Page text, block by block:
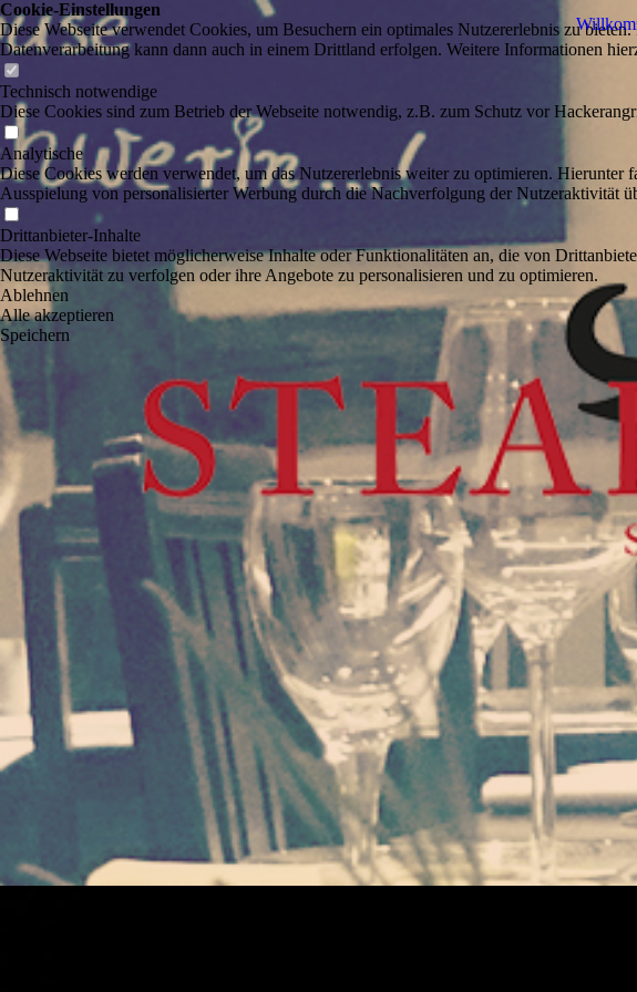
Cookie-Einstellungen
Diese Webseite verwendet Cookies, um Besuchern ein optimales Nutzererlebnis zu
Datenverarbeitung kann dann auch in einem Drittland erfolgen. Weitere Informationen
Technisch notwendige
Diese Cookies sind zum Betrieb der Webseite notwendig, z.B. zum Schutz vor
Analytische
Diese Cookies werden verwendet, um das Nutzererlebnis weiter zu optimieren.
Ausspielung von personalisierter Werbung durch die Nachverfolgung der Nutzeraktivität
Drittanbieter-Inhalte
Diese Webseite bietet möglicherweise Inhalte oder Funktionalitäten an, die von
Nutzeraktivität zu verfolgen oder ihre Angebote zu personalisieren und zu optimieren.
Ablehnen
Alle akzeptieren
Speichern